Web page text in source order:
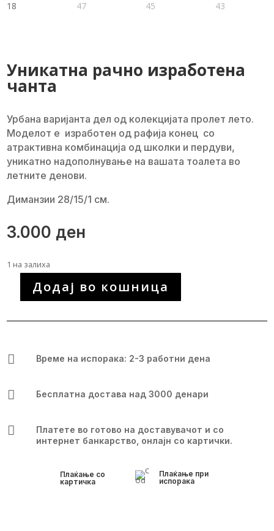
Уникатна рачно изработена
чанта
Урбана варијанта дел од колекцијата пролет лето.
Моделот е изработен од рафија конец со
атрактивна комбинација од школки и пердуви,
уникатно надополнување на вашата тоалета во
летните денови.
Диманзии 28/15/1 см.
3.000 ден
1 на залиха
Уникатна
изработена
Додај во кошница
 Време на испорака: 2-3 работни дена
 Бесплатна достава над 3000 денари

Платете во готово на доставувачот и со
интернет банкарство, онлајн со картички.
Плаќање со
картичка
Плаќање при
испорака